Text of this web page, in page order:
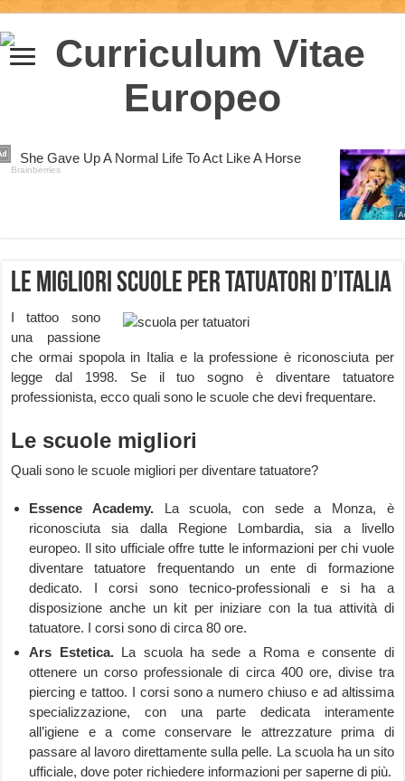
Le migliori scuole per tatuatori d’Italia
I tattoo sono
una passione
che ormai spopola in Italia e la professione è riconosciuta per
legge dal 1998. Se il tuo sogno è diventare tatuatore
professionista, ecco quali sono le scuole che devi frequentare.
Le scuole migliori
Quali sono le scuole migliori per diventare tatuatore?
Essence Academy. La scuola, con sede a Monza, è
riconosciuta sia dalla Regione Lombardia, sia a livello
europeo. Il sito ufficiale offre tutte le informazioni per chi vuole
diventare tatuatore frequentando un ente di formazione
dedicato. I corsi sono tecnico-professionali e si ha a
disposizione anche un kit per iniziare con la tua attività di
tatuatore. I corsi sono di circa 80 ore.
Ars Estetica. La scuola ha sede a Roma e consente di
ottenere un corso professionale di circa 400 ore, divise tra
piercing e tattoo. I corsi sono a numero chiuso e ad altissima
specializzazione, con una parte dedicata interamente
all’igiene e a come conservare le attrezzature prima di
passare al lavoro direttamente sulla pelle. La scuola ha un sito
ufficiale, dove poter richiedere informazioni per saperne di più.